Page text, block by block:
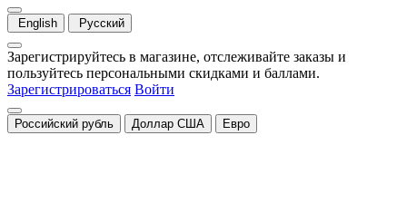
English Русский
Зарегистрируйтесь в магазине, отслеживайте заказы и
пользуйтесь персональными скидками и баллами.
Зарегистрироваться Войти
Российский рубль Доллар США Евро